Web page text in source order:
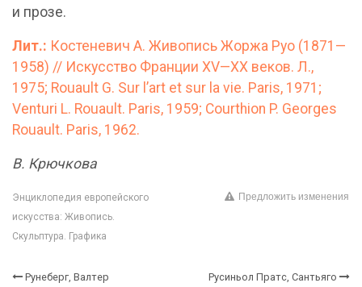
и прозе.
Лит.: Костеневич А. Живопись Жоржа Руо (1871—
1958) // Искусство Франции XV—XX веков. Л.,
1975; Rouault G. Sur l’art et sur la vie. Paris, 1971;
Venturi L. Rouault. Paris, 1959; Courthion P. Georges
Rouault. Paris, 1962.
В. Крючкова
Энциклопедия европейского
искусства: Живопись.
Скульптура. Графика
Предложить изменения
Рунеберг, Валтер Русиньол Пратс, Сантьяго